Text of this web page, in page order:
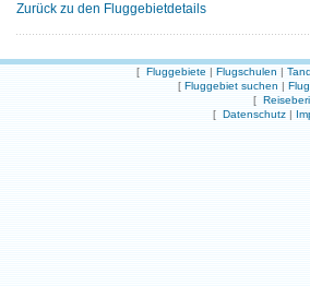
Zurück zu den Fluggebietdetails
[ Fluggebiete | Flugschulen |
[ Fluggebiet suchen |
[
[ Datenschutz |